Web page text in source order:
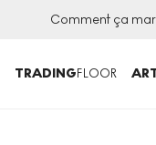
Comment ça
TRADINGFLOOR